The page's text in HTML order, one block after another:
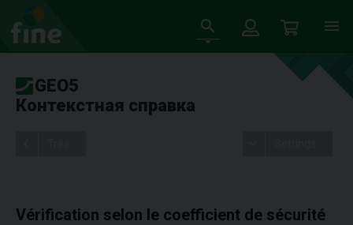
GEO5
Контекстная справка
Vérification selon le coefficient de sécurité